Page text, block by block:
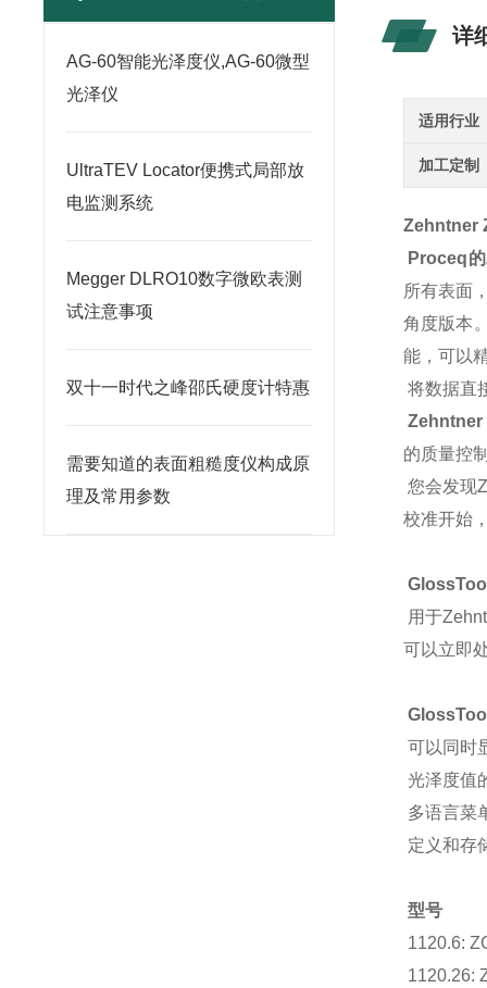
AG-60智能光泽度仪,AG-60微型
光泽仪
UltraTEV Locator便携式局部放
电监测系统
Megger DLRO10数字微欧表测
试注意事项
双十一时代之峰邵氏硬度计特惠
需要知道的表面粗糙度仪构成原
理及常用参数
详
适用行业
加工定制
Zehntner
Proceq
所有表面
角度版本
能，可以
将数据直
Zehntner
的质量控
您会发现
校准开始
用于
可以立即
可以同时
光泽度值
多语言菜
定义和存
型号
1120.6:
1120.26: